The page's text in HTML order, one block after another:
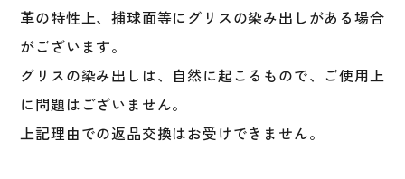
革の特性上、捕球面等にグリスの染み出しがある場合
がございます。
グリスの染み出しは、自然に起こるもので、ご使用上
に問題はございません。
上記理由での返品交換はお受けできません。